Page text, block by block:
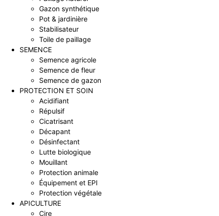
Gazon synthétique
Pot & jardinière
Stabilisateur
Toile de paillage
SEMENCE
Semence agricole
Semence de fleur
Semence de gazon
PROTECTION ET SOIN
Acidifiant
Répulsif
Cicatrisant
Décapant
Désinfectant
Lutte biologique
Mouillant
Protection animale
Équipement et EPI
Protection végétale
APICULTURE
Cire